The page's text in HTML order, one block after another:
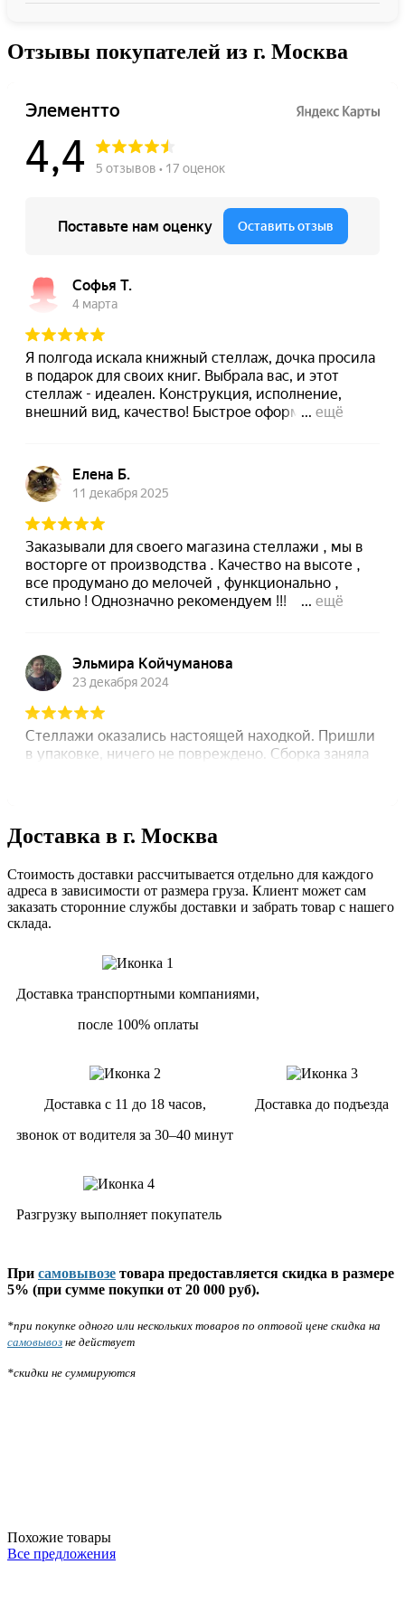
Отзывы покупателей из г. Москва
Доставка в г. Москва
Стоимость доставки рассчитывается отдельно для каждого
адреса в зависимости от размера груза. Клиент может сам
заказать сторонние службы доставки и забрать товар с нашего
склада.
Доставка транспортными компаниями,
после 100% оплаты
Доставка с 11 до 18 часов,
звонок от водителя за 30–40 минут
Доставка до подъезда
Разгрузку выполняет покупатель
При самовывозе товара предоставляется скидка в размере
5% (при сумме покупки от 20 000 руб).
*при покупке одного или нескольких товаров по оптовой цене скидка на
самовывоз не действует
*скидки не суммируются
Похожие товары
Все предложения